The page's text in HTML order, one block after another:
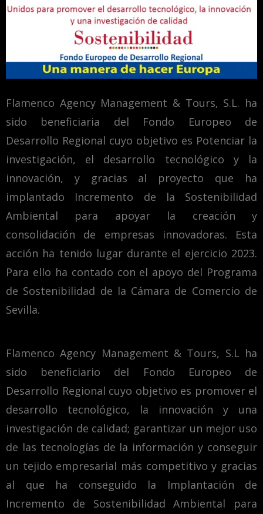
Flamenco Agency Management & Tours, S.L. ha
sido beneficiaria del Fondo Europeo de
Desarrollo Regional cuyo objetivo es Potenciar la
investigación, el desarrollo tecnológico y la
innovación, y gracias al proyecto que ha
implantado Incremento de la Sostenibilidad
Ambiental para apoyar la creación y
consolidación de empresas innovadoras. Esta
acción ha tenido lugar durante el ejercicio 2023.
Para ello ha contado con el apoyo del Programa
de Sostenibilidad de la Cámara de Comercio de
Sevilla.
Flamenco Agency Management & Tours, S.L ha
sido beneficiario del Fondo Europeo de
Desarrollo Regional cuyo objetivo es promover el
desarrollo tecnológico, la innovación y una
investigación de calidad; garantizar un mejor uso
de las tecnologías de la información y conseguir
un tejido empresarial más competitivo y gracias
al que ha conseguido la Implantación de
Incremento de Sostenibilidad Ambiental para